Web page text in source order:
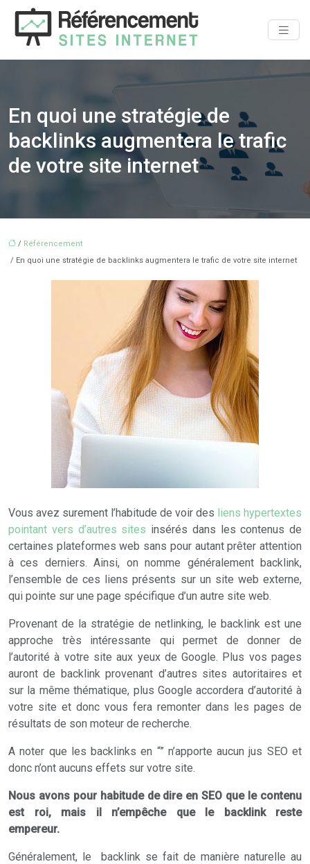
En quoi une stratégie de
backlinks augmentera le trafic
de votre site internet
/ Référencement
/ En quoi une stratégie de backlinks augmentera le trafic de votre site internet
Vous avez surement l’habitude de voir des liens hypertextes
pointant vers d’autres sites insérés dans les contenus de
certaines plateformes web sans pour autant prêter attention
à ces derniers. Ainsi, on nomme généralement backlink,
l’ensemble de ces liens présents sur un site web externe,
qui pointe sur une page spécifique d’un autre site web.
Provenant de la stratégie de netlinking, le backlink est une
approche très intéressante qui permet de donner de
l’autorité à votre site aux yeux de Google. Plus vos pages
auront de backlink provenant d’autres sites autoritaires et
sur la même thématique, plus Google accordera d’autorité à
votre site et donc vous fera remonter dans les pages de
résultats de son moteur de recherche.
A noter que les backlinks en “” n’apporte aucun jus SEO et
donc n’ont aucuns effets sur votre site.
Nous avons pour habitude de dire en SEO que le contenu
est roi, mais il n’empêche que le backlink reste
empereur.
Généralement, le backlink se fait de manière naturelle au